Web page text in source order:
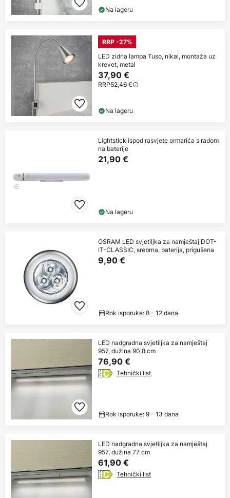
Na lageru
RRP -27%
LED zidna lampa Tuso, nikal, montaža uz
krevet, metal
37,90 €
RRP52,46 €
Na lageru
Lightstick ispod rasvjete ormarića s radom
na baterije
21,90 €
Na lageru
OSRAM LED svjetiljka za namještaj DOT-
IT-CLASSIC, srebrna, baterija, prigušena
9,90 €
Rok isporuke: 8 - 12 dana
LED nadgradna svjetiljka za namještaj
957, dužina 90,8 cm
76,90 €
Tehnički list
Rok isporuke: 9 - 13 dana
LED nadgradna svjetiljka za namještaj
957, dužina 77 cm
61,90 €
Tehnički list